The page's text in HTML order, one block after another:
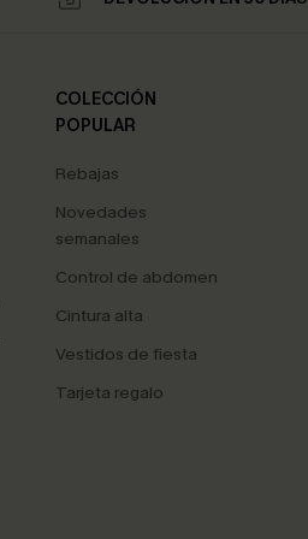
COLECCIÓN
POPULAR
Rebajas
Novedades
semanales
Control de abdomen
Cintura alta
Vestidos de fiesta
Tarjeta regalo